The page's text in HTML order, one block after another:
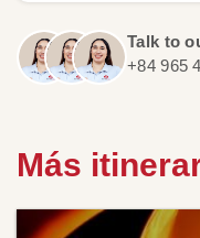
Talk to
+84 965
Más